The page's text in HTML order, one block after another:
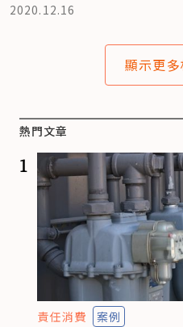
2020.12.16
顯示更
熱門文章
1
責任消費 案例